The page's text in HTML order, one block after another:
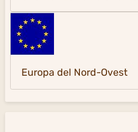
Europa del Nord-Ovest